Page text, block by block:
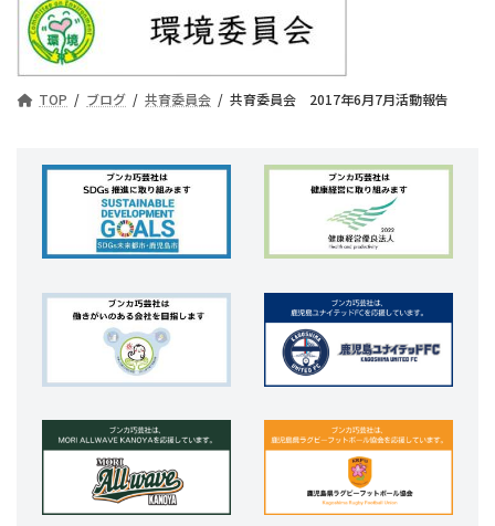
TOP ブログ 共育委員会 共育委員会 2017年6月7月活動報告